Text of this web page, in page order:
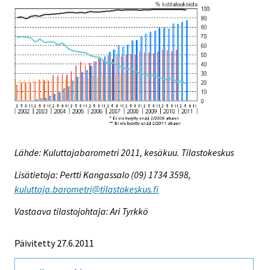
Lähde: Kuluttajabarometri 2011, kesäkuu. Tilastokeskus
Lisätietoja: Pertti Kangassalo (09) 1734 3598,
kuluttaja.barometri@tilastokeskus.fi
Vastaava tilastojohtaja: Ari Tyrkkö
Päivitetty 27.6.2011